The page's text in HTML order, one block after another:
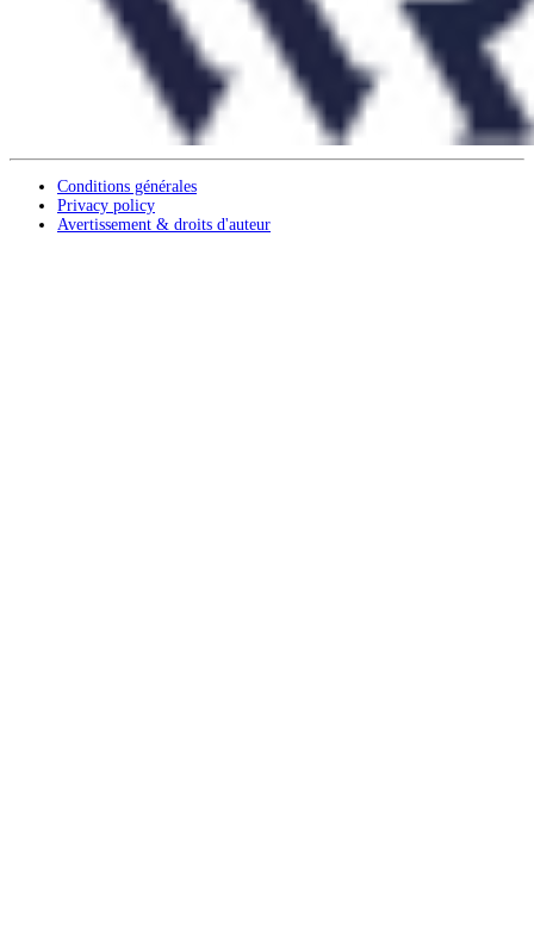
Conditions générales
Privacy policy
Avertissement & droits d'auteur